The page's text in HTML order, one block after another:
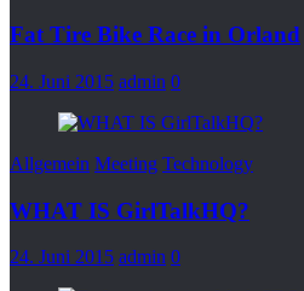
Fat Tire Bike Race in Orland
24. Juni 2015 admin 0
Allgemein Meeting Technology
WHAT IS GirlTalkHQ?
24. Juni 2015 admin 0